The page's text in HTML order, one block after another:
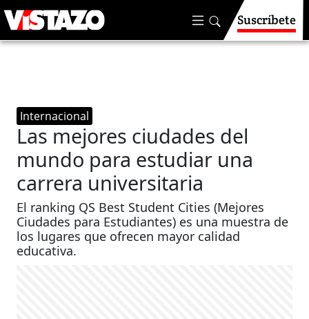
Suscríbete
Internacional
Las mejores ciudades del
mundo para estudiar una
carrera universitaria
El ranking QS Best Student Cities (Mejores
Ciudades para Estudiantes) es una muestra de
los lugares que ofrecen mayor calidad
educativa.